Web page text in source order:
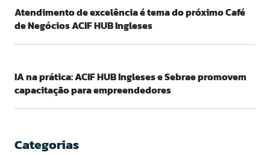
Atendimento de excelência é tema do próximo Café
de Negócios ACIF HUB Ingleses
IA na prática: ACIF HUB Ingleses e Sebrae promovem
capacitação para empreendedores
Categorias